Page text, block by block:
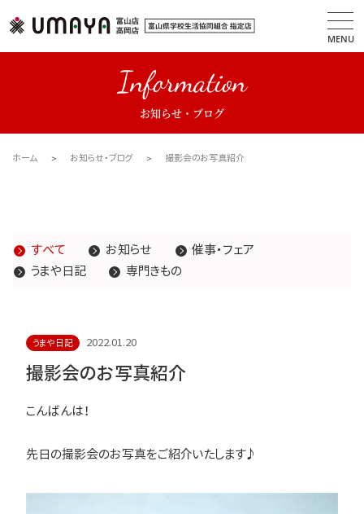
MENU
Information
お知らせ・ブログ
ホーム お知らせ・ブログ 撮影会のお写真紹介
すべて お知らせ
催事・フェア
うまや日記
専門きもの
うまや日記 2022.01.20
撮影会のお写真紹介
こんばんは！
先日の撮影会のお写真をご紹介いたします♪